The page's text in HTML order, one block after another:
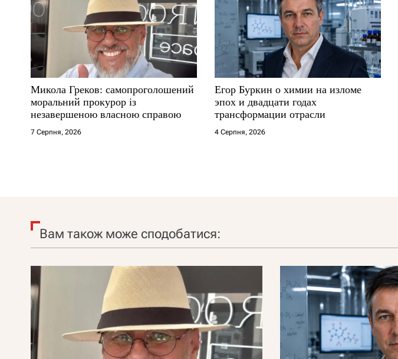
Микола Греков: самопроголошений
моральний прокурор із
незавершеною власною справою
7 Серпня, 2026
Егор Буркин о химии на изломе
эпох и двадцати годах
трансформации отрасли
4 Серпня, 2026
Вам також може сподобатися: